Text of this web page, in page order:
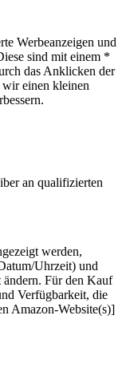
Werbeanzeigen und
sind mit einem *
das Anklicken der
wir einen kleinen
an qualifizierten
werden,
Uhrzeit) und
ändern. Für den Kauf
Verfügbarkeit, die
Amazon-Website(s)]